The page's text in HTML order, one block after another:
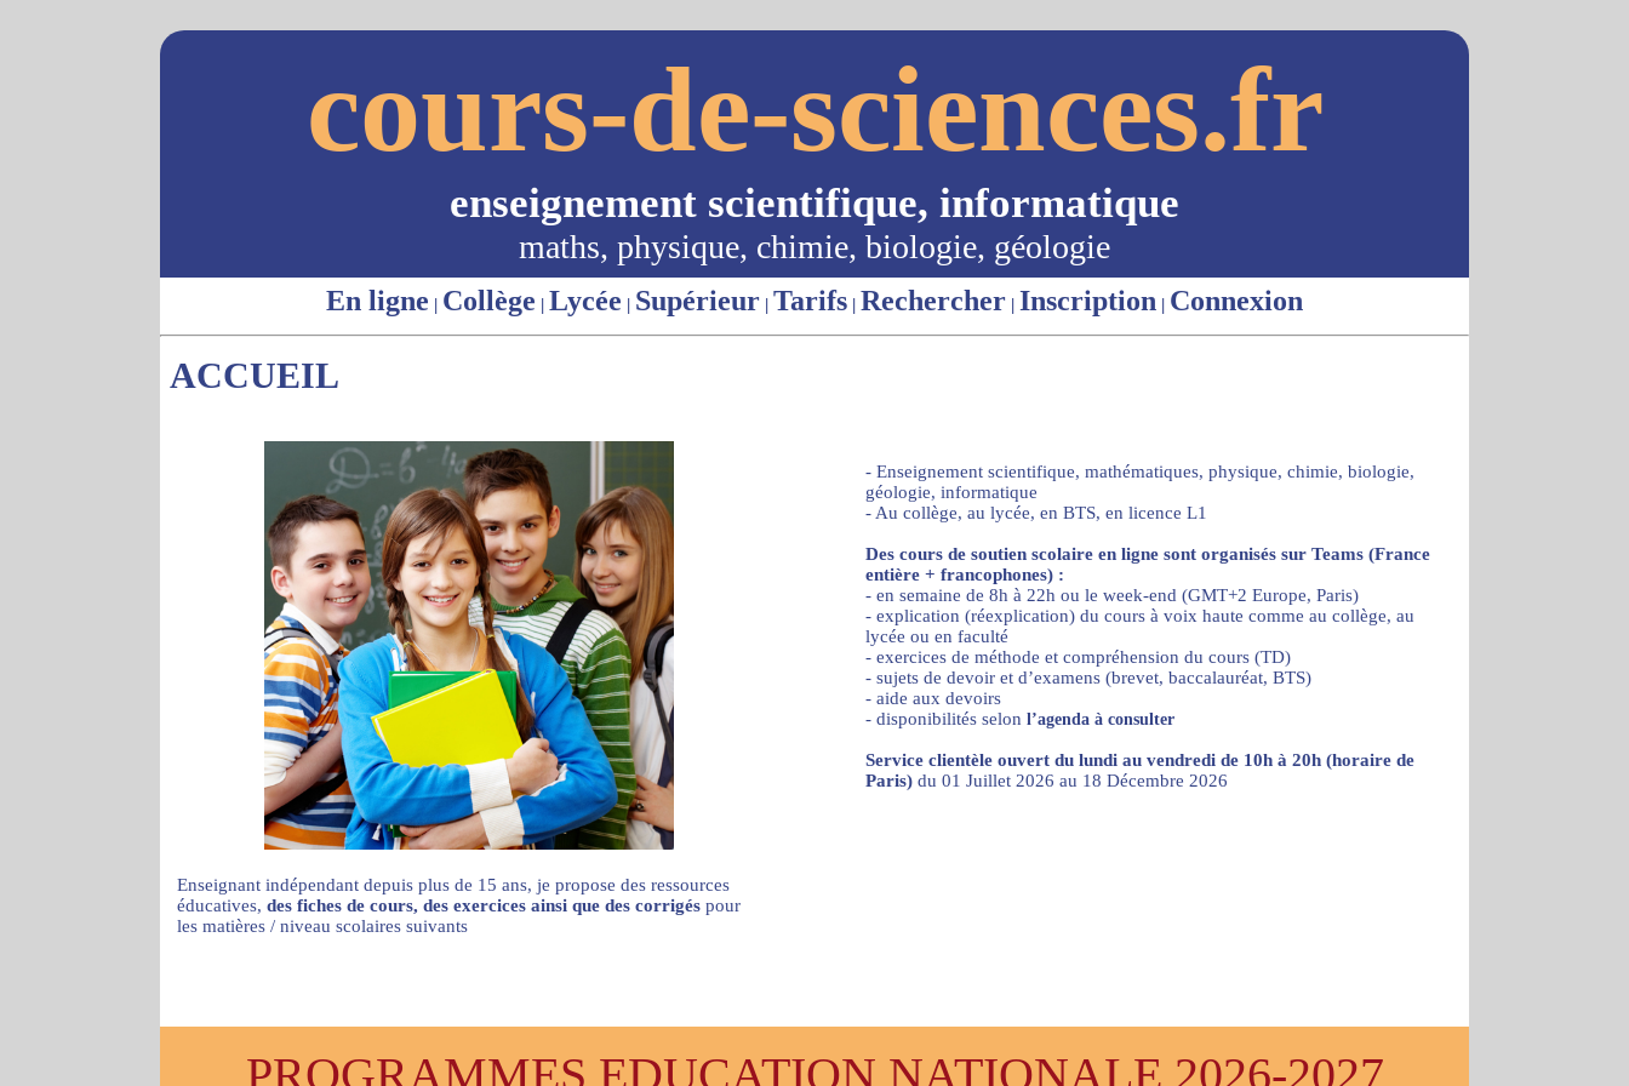
cours-de-sciences.fr
enseignement scientifique, informatique
maths, physique, chimie, biologie, géologie
En ligne | Collège | Lycée | Supérieur | Tarifs | Rechercher | Inscription | Connexion
ACCUEIL
Enseignant indépendant depuis plus de 15 ans, je propose des ressources
éducatives, des fiches de cours, des exercices ainsi que des corrigés pour
les matières / niveau scolaires suivants
- Enseignement scientifique, mathématiques, physique, chimie, biologie,
géologie, informatique
- Au collège, au lycée, en BTS, en licence L1
Des cours de soutien scolaire en ligne sont organisés sur Teams (France
entière + francophones) :
- en semaine de 8h à 22h ou le week-end (GMT+2 Europe, Paris)
- explication (réexplication) du cours à voix haute comme au collège, au
lycée ou en faculté
- exercices de méthode et compréhension du cours (TD)
- sujets de devoir et d’examens (brevet, baccalauréat, BTS)
- aide aux devoirs
- disponibilités selon l’agenda à consulter
Service clientèle ouvert du lundi au vendredi de 10h à 20h (horaire de
Paris) du 01 Juillet 2026 au 18 Décembre 2026
PROGRAMMES EDUCATION NATIONALE 2026-2027